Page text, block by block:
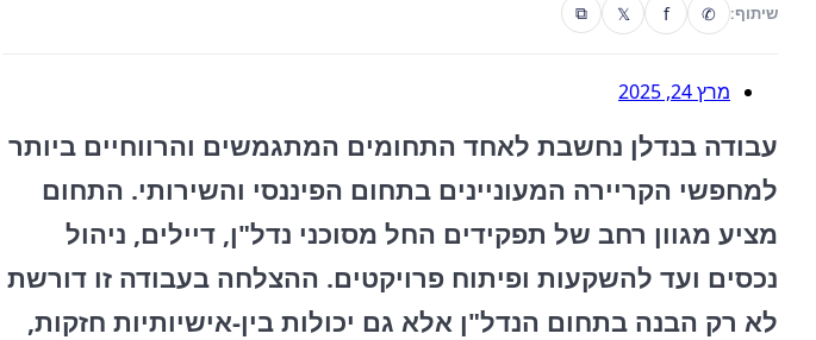
שיתוף: ✆
f
𝕏
⧉
מרץ 24, 2025
עבודה בנדלן נחשבת לאחד התחומים המתגמשים והרווחיים ביותר
למחפשי הקריירה המעוניינים בתחום הפיננסי והשירותי. התחום
מציע מגוון רחב של תפקידים החל מסוכני נדל"ן, דיילים, ניהול
נכסים ועד להשקעות ופיתוח פרויקטים. ההצלחה בעבודה זו דורשת
לא רק הבנה בתחום הנדל"ן אלא גם יכולות בין-אישיותיות חזקות,